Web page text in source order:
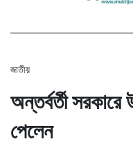
জাতীয়
অন্তর্বর্তী সরকারে
পেলেন